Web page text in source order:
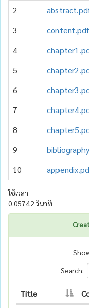
2
3
content.pdf
4
5
6
7
8
9
10
ใช้เวลา
0.05742 วินาที
Search:
Title